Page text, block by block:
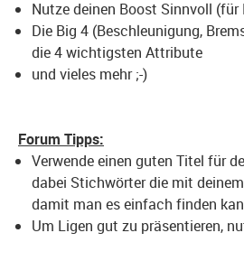
Nutze deinen Boost Sinnvoll (für
Die Big 4 (Beschleunigung,
die 4 wichtigsten Attribute
und vieles mehr ;-)
Forum Tipps:
Verwende einen guten Titel für
dabei Stichwörter die mit
damit man es einfach finden
Um Ligen gut zu präsentieren,